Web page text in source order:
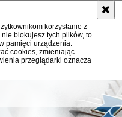
korzystanie z
blokujesz tych plików, to
pamięci urządzenia.
cookies, zmieniając
przeglądarki oznacza